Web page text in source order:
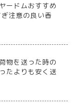
ードムおすすめ
注意の良い香
物を送った時の
たよりも安く送